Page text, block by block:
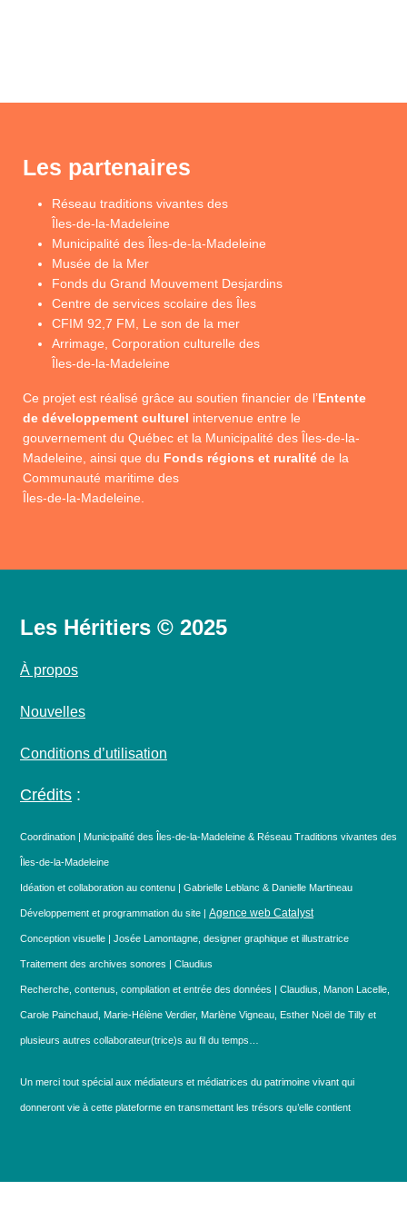
Les partenaires
Réseau traditions vivantes des
Îles-de-la-Madeleine
Municipalité des Îles-de-la-Madeleine
Musée de la Mer
Fonds du Grand Mouvement Desjardins
Centre de services scolaire des Îles
CFIM 92,7 FM, Le son de la mer
Arrimage, Corporation culturelle des
Îles-de-la-Madeleine
Ce projet est réalisé grâce au soutien financier de l’Entente
de développement culturel intervenue entre le
gouvernement du Québec et la Municipalité des Îles-de-la-
Madeleine, ainsi que du Fonds régions et ruralité de la
Communauté maritime des
Îles-de-la-Madeleine.
Les Héritiers © 2025
À propos
Nouvelles
Conditions d’utilisation
Crédits :
Coordination | Municipalité des Îles-de-la-Madeleine & Réseau Traditions vivantes des
Îles-de-la-Madeleine
Idéation et collaboration au contenu | Gabrielle Leblanc & Danielle Martineau
Développement et programmation du site | Agence web Catalyst
Conception visuelle | Josée Lamontagne, designer graphique et illustratrice
Traitement des archives sonores | Claudius
Recherche, contenus, compilation et entrée des données | Claudius, Manon Lacelle,
Carole Painchaud, Marie-Hélène Verdier, Marlène Vigneau, Esther Noël de Tilly et
plusieurs autres collaborateur(trice)s au fil du temps…
Un merci tout spécial aux médiateurs et médiatrices du patrimoine vivant qui
donneront vie à cette plateforme en transmettant les trésors qu’elle contient